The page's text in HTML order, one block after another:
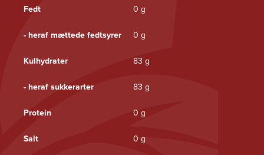
Fedt 0 g
- heraf mættede fedtsyrer 0 g
Kulhydrater 83 g
- heraf sukkerarter 83 g
Protein 0 g
Salt 0 g